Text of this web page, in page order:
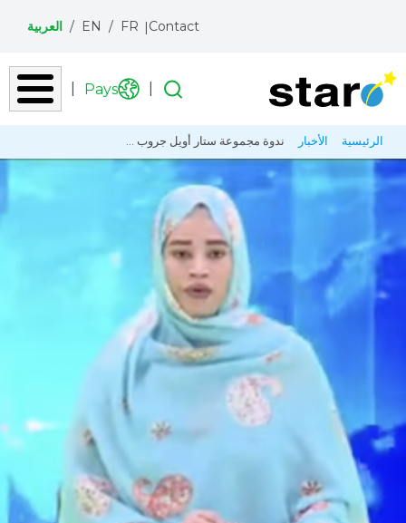
تجاوز
إلى
المحتوى
Contact
FR
EN العربية
Pays
مسار
التنقل
الرئيسية الأخبار ندوة مجموعة ستار أويل جروب ...